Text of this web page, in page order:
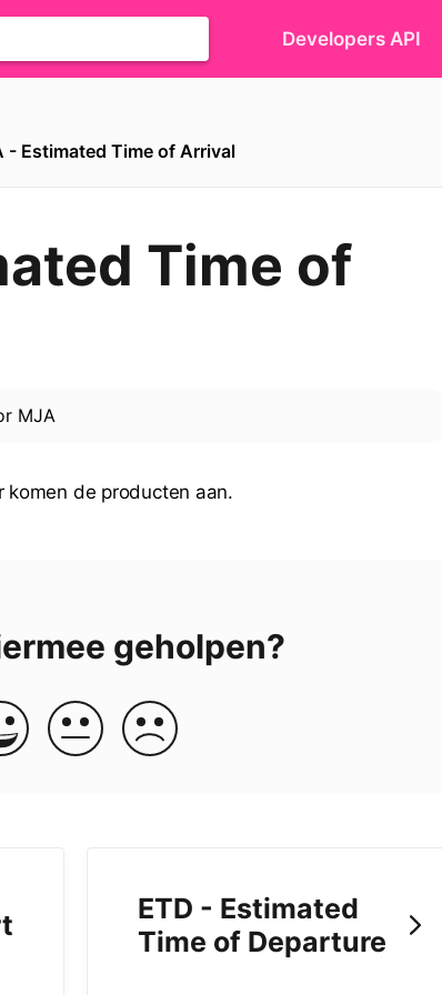
Developers API
- Estimated Time of Arrival
Time of
MJA
komen de producten aan.
geholpen?
ETD - Estimated
Time of Departure